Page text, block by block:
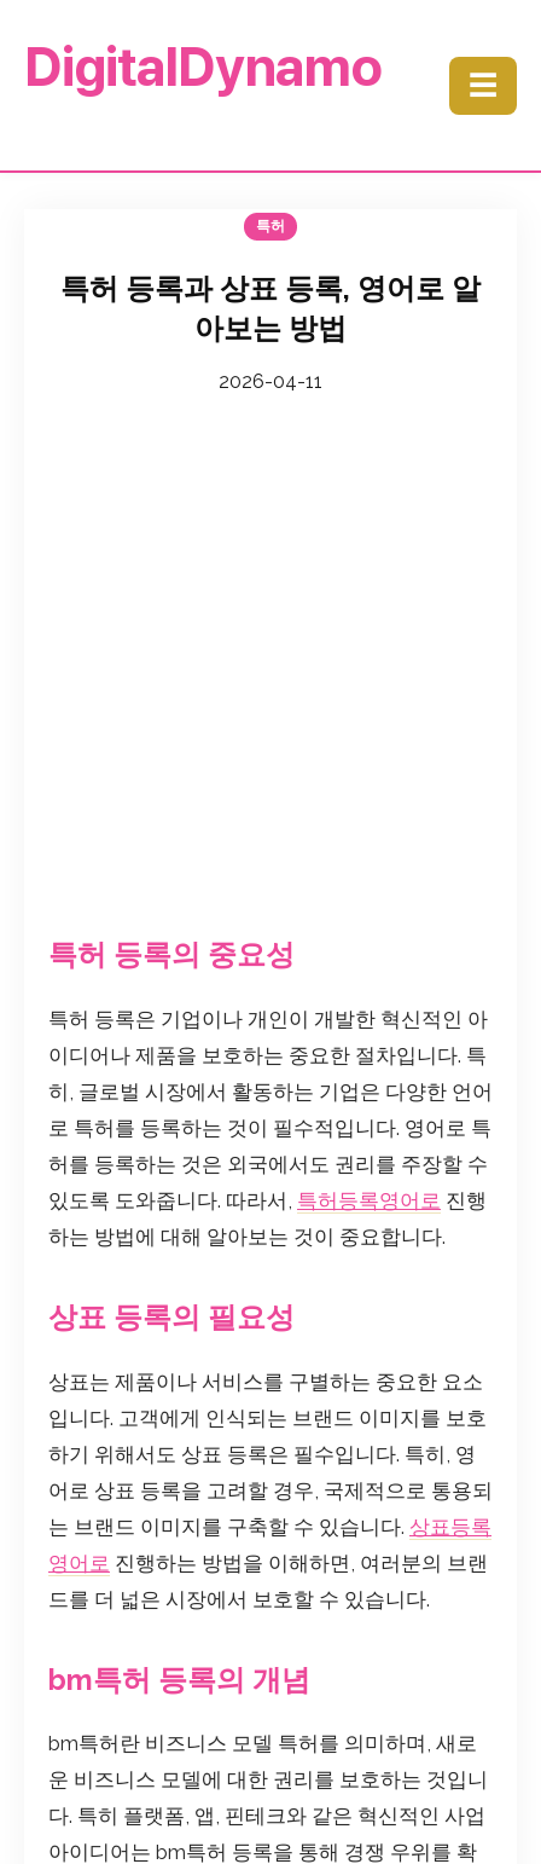
DigitalDynamo ☰
특허
특허 등록과 상표 등록, 영어로 알
아보는 방법
2026-04-11
특허 등록의 중요성
특허 등록은 기업이나 개인이 개발한 혁신적인 아
이디어나 제품을 보호하는 중요한 절차입니다. 특
히, 글로벌 시장에서 활동하는 기업은 다양한 언어
로 특허를 등록하는 것이 필수적입니다. 영어로 특
허를 등록하는 것은 외국에서도 권리를 주장할 수
있도록 도와줍니다. 따라서, 특허등록영어로 진행
하는 방법에 대해 알아보는 것이 중요합니다.
상표 등록의 필요성
상표는 제품이나 서비스를 구별하는 중요한 요소
입니다. 고객에게 인식되는 브랜드 이미지를 보호
하기 위해서도 상표 등록은 필수입니다. 특히, 영
어로 상표 등록을 고려할 경우, 국제적으로 통용되
는 브랜드 이미지를 구축할 수 있습니다. 상표등록
영어로 진행하는 방법을 이해하면, 여러분의 브랜
드를 더 넓은 시장에서 보호할 수 있습니다.
bm특허 등록의 개념
bm특허란 비즈니스 모델 특허를 의미하며, 새로
운 비즈니스 모델에 대한 권리를 보호하는 것입니
다. 특히 플랫폼, 앱, 핀테크와 같은 혁신적인 사업
아이디어는 bm특허 등록을 통해 경쟁 우위를 확